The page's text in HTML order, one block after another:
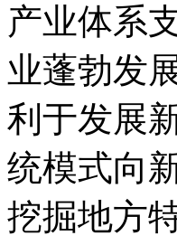
产业体系
业蓬勃发
利于发展
统模式向
挖掘地方